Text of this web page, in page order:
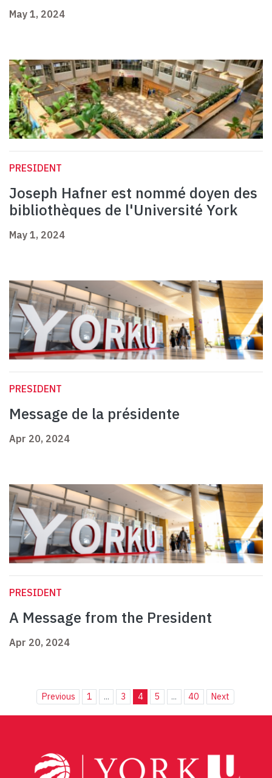
May 1, 2024
PRESIDENT
Joseph Hafner est nommé doyen des
bibliothèques de l'Université York
May 1, 2024
PRESIDENT
Message de la présidente
Apr 20, 2024
PRESIDENT
A Message from the President
Apr 20, 2024
Previous 1 ... 3 4 5 ... 40 Next